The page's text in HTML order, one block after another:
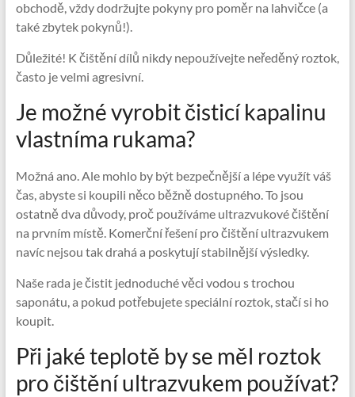
obchodě, vždy dodržujte pokyny pro poměr na lahvičce (a
také zbytek pokynů!).
Důležité! K čištění dílů nikdy nepoužívejte neředěný roztok,
často je velmi agresivní.
Je možné vyrobit čisticí kapalinu
vlastníma rukama?
Možná ano. Ale mohlo by být bezpečnější a lépe využít váš
čas, abyste si koupili něco běžně dostupného. To jsou
ostatně dva důvody, proč používáme ultrazvukové čištění
na prvním místě. Komerční řešení pro čištění ultrazvukem
navíc nejsou tak drahá a poskytují stabilnější výsledky.
Naše rada je čistit jednoduché věci vodou s trochou
saponátu, a pokud potřebujete speciální roztok, stačí si ho
koupit.
Při jaké teplotě by se měl roztok
pro čištění ultrazvukem používat?